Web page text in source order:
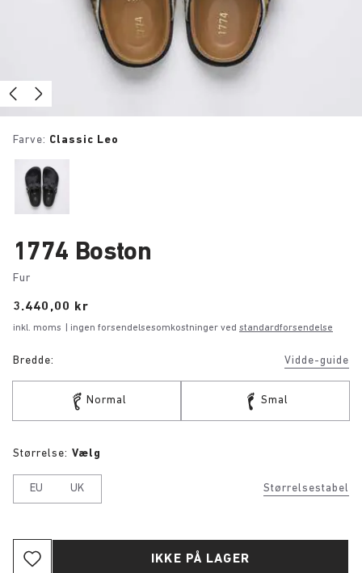
Farve: Classic Leo
1774 Boston
Fur
Price:
3.440,00 kr
inkl. moms | ingen forsendelsesomkostninger ved standardforsendelse
Bredde: Vidde-guide
Normal Smal
Størrelsestabel
Størrelse: Vælg
EU UK
IKKE PÅ LAGER